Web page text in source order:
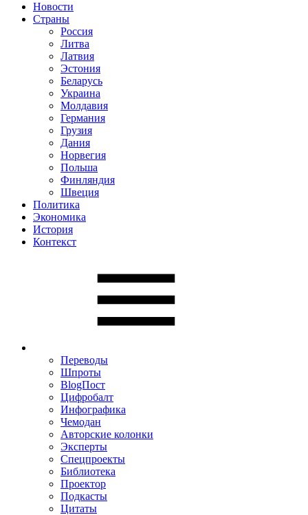
Новости
Страны
Россия
Литва
Латвия
Эстония
Беларусь
Украина
Молдавия
Германия
Грузия
Дания
Норвегия
Польша
Финляндия
Швеция
Политика
Экономика
История
Контекст
Переводы
Шпроты
BlogПост
Цифробалт
Инфографика
Чемодан
Авторские колонки
Эксперты
Спецпроекты
Библиотека
Проектор
Подкасты
Цитаты